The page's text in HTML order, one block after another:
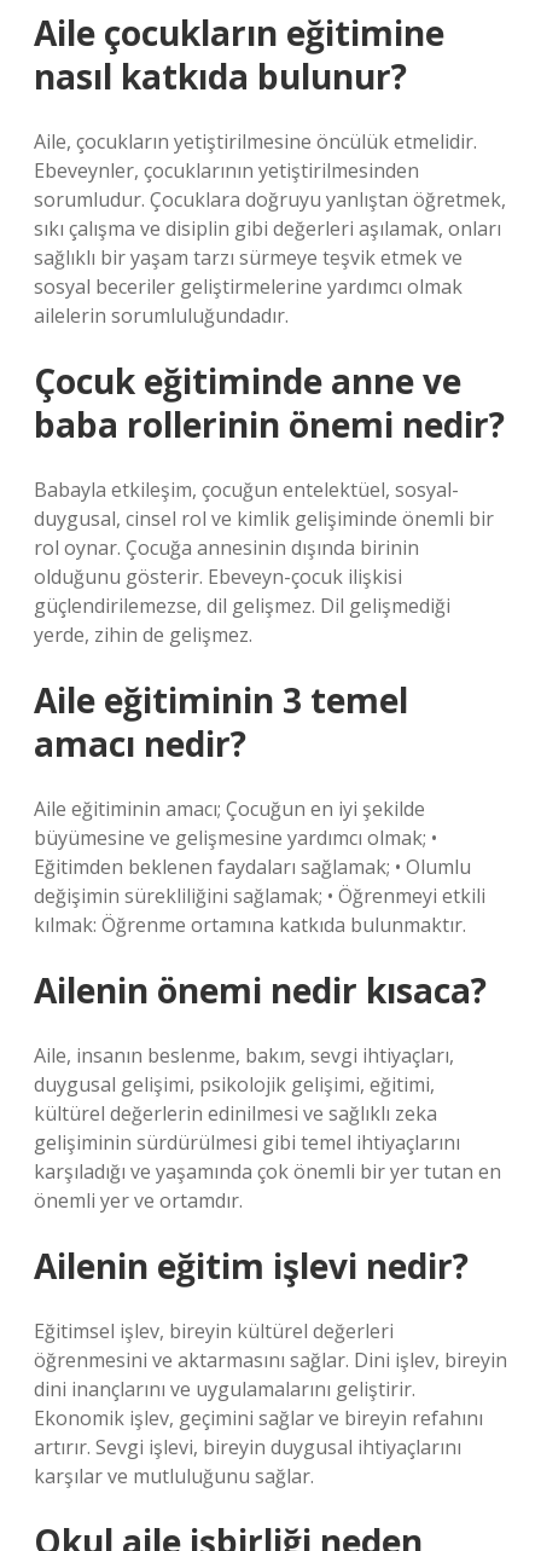
Aile çocukların eğitimine
nasıl katkıda bulunur?
Aile, çocukların yetiştirilmesine öncülük etmelidir.
Ebeveynler, çocuklarının yetiştirilmesinden
sorumludur. Çocuklara doğruyu yanlıştan öğretmek,
sıkı çalışma ve disiplin gibi değerleri aşılamak, onları
sağlıklı bir yaşam tarzı sürmeye teşvik etmek ve
sosyal beceriler geliştirmelerine yardımcı olmak
ailelerin sorumluluğundadır.
Çocuk eğitiminde anne ve
baba rollerinin önemi nedir?
Babayla etkileşim, çocuğun entelektüel, sosyal-
duygusal, cinsel rol ve kimlik gelişiminde önemli bir
rol oynar. Çocuğa annesinin dışında birinin
olduğunu gösterir. Ebeveyn-çocuk ilişkisi
güçlendirilemezse, dil gelişmez. Dil gelişmediği
yerde, zihin de gelişmez.
Aile eğitiminin 3 temel
amacı nedir?
Aile eğitiminin amacı; Çocuğun en iyi şekilde
büyümesine ve gelişmesine yardımcı olmak; •
Eğitimden beklenen faydaları sağlamak; • Olumlu
değişimin sürekliliğini sağlamak; • Öğrenmeyi etkili
kılmak: Öğrenme ortamına katkıda bulunmaktır.
Ailenin önemi nedir kısaca?
Aile, insanın beslenme, bakım, sevgi ihtiyaçları,
duygusal gelişimi, psikolojik gelişimi, eğitimi,
kültürel değerlerin edinilmesi ve sağlıklı zeka
gelişiminin sürdürülmesi gibi temel ihtiyaçlarını
karşıladığı ve yaşamında çok önemli bir yer tutan en
önemli yer ve ortamdır.
Ailenin eğitim işlevi nedir?
Eğitimsel işlev, bireyin kültürel değerleri
öğrenmesini ve aktarmasını sağlar. Dini işlev, bireyin
dini inançlarını ve uygulamalarını geliştirir.
Ekonomik işlev, geçimini sağlar ve bireyin refahını
artırır. Sevgi işlevi, bireyin duygusal ihtiyaçlarını
karşılar ve mutluluğunu sağlar.
Okul aile işbirliği neden